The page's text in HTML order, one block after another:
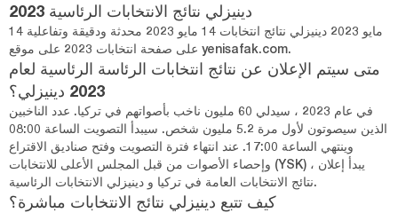
دينيزلي نتائج الانتخابات الرئاسية 2023
14 مايو 2023 دينيزلي نتائج انتخابات 14 مايو 2023 محدثة ودقيقة وتفاعلية
على صفحة انتخابات 2023 على موقع yenisafak.com.
متى سيتم الإعلان عن نتائج انتخابات الرئاسة الرئاسية لعام
2023 دينيزلي؟
في عام 2023 ، سيدلي 60 مليون ناخب بأصواتهم في تركيا. عدد الناخبين
الذين سيصوتون لأول مرة 5.2 مليون شخص. سيبدأ التصويت الساعة 08:00
وينتهي الساعة 17:00. عند انتهاء فترة التصويت وفتح صناديق الاقتراع
وإحصاء الأصوات من قبل المجلس الأعلى للانتخابات (YSK) ، يبدأ إعلان
نتائج الانتخابات العامة في تركيا و دينيزلي الانتخابات الرئاسية.
كيف تتبع دينيزلي نتائج الانتخابات مباشرة؟